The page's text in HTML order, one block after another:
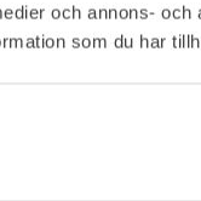
och annons-
som du har
receptionist.
i storlekarna 7-40
frukost och
och utanför
till byggnaden och